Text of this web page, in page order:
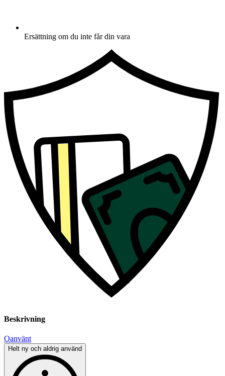
Ersättning om du inte får din vara
Beskrivning
Oanvänt
Helt ny och aldrig använd